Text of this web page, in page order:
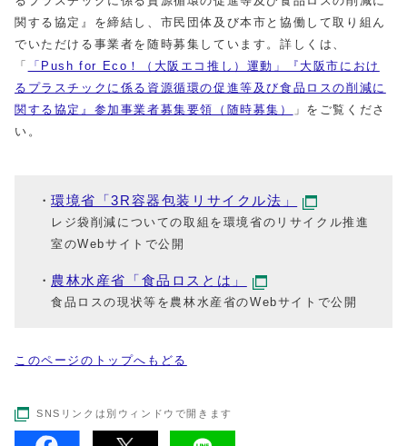
関する協定』を締結し、市民団体及び本市と協働して取り組ん
でいただける事業者を随時募集しています。詳しくは、
「
「Push for Eco！（大阪エコ推し）運動」『大阪市におけ
るプラスチックに係る資源循環の促進等及び食品ロスの削減に
関する協定』参加事業者募集要領（随時募集）
」をご覧くださ
い。
環境省「3R容器包装リサイクル法」
レジ袋削減についての取組を環境省のリサイクル推進
室のWebサイトで公開
農林水産省「食品ロスとは」
食品ロスの現状等を農林水産省のWebサイトで公開
このページのトップへもどる
SNSリンクは別ウィンドウで開きます